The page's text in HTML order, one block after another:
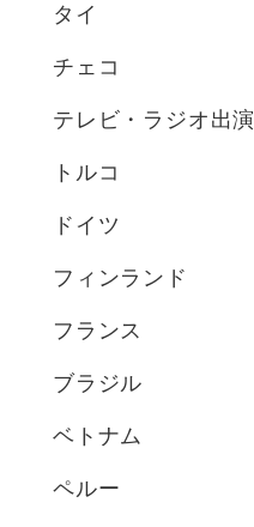
タイ
チェコ
テレビ・ラジオ出演
トルコ
ドイツ
フィンランド
フランス
ブラジル
ベトナム
ペルー